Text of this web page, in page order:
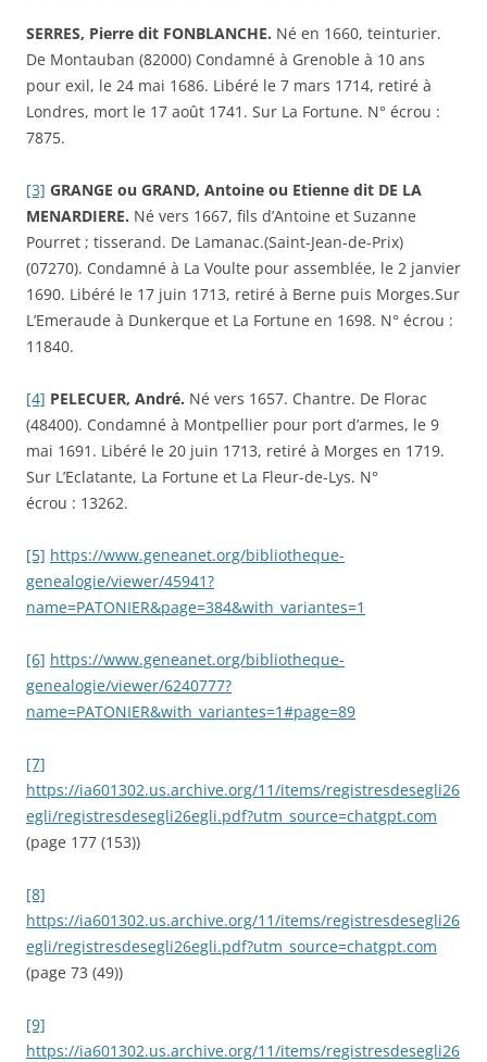
SERRES, Pierre dit FONBLANCHE. Né en 1660, teinturier.
De Montauban (82000) Condamné à Grenoble à 10 ans
pour exil, le 24 mai 1686. Libéré le 7 mars 1714, retiré à
Londres, mort le 17 août 1741. Sur La Fortune. N° écrou :
7875.
[3] GRANGE ou GRAND, Antoine ou Etienne dit DE LA
MENARDIERE. Né vers 1667, fils d’Antoine et Suzanne
Pourret ; tisserand. De Lamanac.(Saint-Jean-de-Prix)
(07270). Condamné à La Voulte pour assemblée, le 2 janvier
1690. Libéré le 17 juin 1713, retiré à Berne puis Morges.Sur
L’Emeraude à Dunkerque et La Fortune en 1698. N° écrou :
11840.
[4] PELECUER, André. Né vers 1657. Chantre. De Florac
(48400). Condamné à Montpellier pour port d’armes, le 9
mai 1691. Libéré le 20 juin 1713, retiré à Morges en 1719.
Sur L’Eclatante, La Fortune et La Fleur-de-Lys. N°
écrou : 13262.
[5] https://www.geneanet.org/bibliotheque-
genealogie/viewer/45941?
name=PATONIER&page=384&with_variantes=1
[6] https://www.geneanet.org/bibliotheque-
genealogie/viewer/6240777?
name=PATONIER&with_variantes=1#page=89
[7]
https://ia601302.us.archive.org/11/items/registresdesegli26
egli/registresdesegli26egli.pdf?utm_source=chatgpt.com
(page 177 (153))
[8]
https://ia601302.us.archive.org/11/items/registresdesegli26
egli/registresdesegli26egli.pdf?utm_source=chatgpt.com
(page 73 (49))
[9]
https://ia601302.us.archive.org/11/items/registresdesegli26